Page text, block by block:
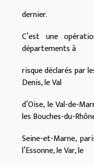
dernier.
C’est une
départements à
risque déclarés par
Denis, le Val
d’Oise, le Val-de-
les Bouches-du-
Seine-et-Marne,
l’Essonne, le Var, le